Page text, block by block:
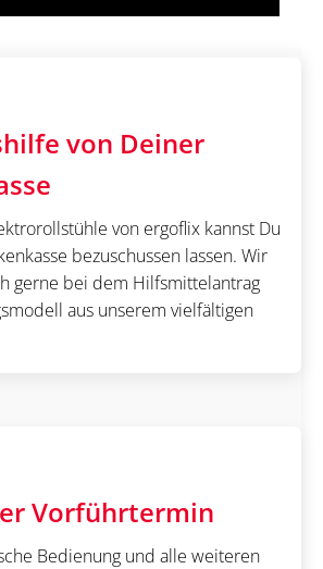
von Deiner
von ergoflix kannst Du
bezuschussen lassen. Wir
gerne bei dem Hilfsmittelantrag
aus unserem vielfältigen
Vorführtermin
Bedienung und alle weiteren